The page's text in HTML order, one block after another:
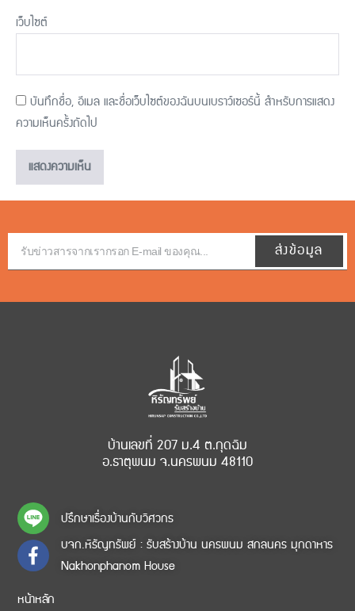
เว็บไซต์
บันทึกชื่อ, อีเมล และชื่อเว็บไซต์ของฉันบนเบราว์เซอร์นี้ สำหรับการแสดง
ความเห็นครั้งถัดไป
ส่งข้อมูล
บ้านเลขที่ 207 ม.4 ต.กุดฉิม
อ.ธาตุพนม จ.นครพนม 48110
ปรึกษาเรื่องบ้านกับวิศวกร
บจก.หิรัญทรัพย์ : รับสร้างบ้าน นครพนม สกลนคร มุกดาหาร
Nakhonphanom House
หน้าหลัก